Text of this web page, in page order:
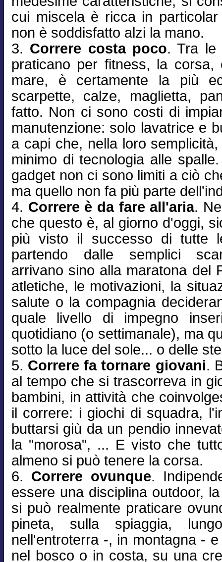
cui miscela è ricca in
non è soddisfatto alzi la mano.
3. Correre costa poco. Tra le
praticano per fitness, la corsa,
mare, è certamente la più
scarpette, calze, maglietta,
fatto. Non ci sono costi di
manutenzione: solo lavatrice e
a capi che, nella loro
minimo di tecnologia alle
gadget non ci sono limiti a ciò
ma quello non fa più parte
4. Correre è da fare all'aria.
che questo è, al giorno d'oggi,
più visto il successo di tutte
partendo dalle semplici
arrivano sino alla maratona del
atletiche, le motivazioni, la
salute o la compagnia
quale livello di impegno
quotidiano (o settimanale), ma
sotto la luce del sole... o delle
5. Correre fa tornare giovani.
al tempo che si trascorreva in
bambini, in attività che
il correre: i giochi di squadra,
buttarsi giù da un pendio
la "morosa", ... E visto che
almeno si può tenere la corsa.
6. Correre ovunque.
essere una disciplina outdoor,
si può realmente praticare
pineta, sulla spiaggia,
nell'entroterra -, in montagna -
nel bosco o in costa, su una